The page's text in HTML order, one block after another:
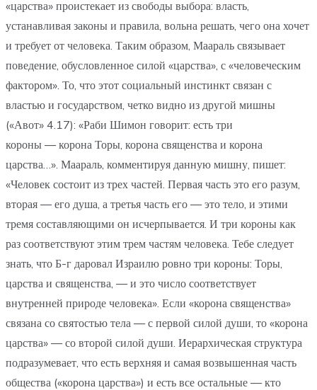
«царства» проистекает из свободы выбора: власть,
устанавливая законы и правила, вольна решать, чего она хочет
и требует от человека. Таким образом, Маараль связывает
поведение, обусловленное силой «царства», с «человеческим
фактором». То, что этот социальный инстинкт связан с
властью и государством, четко видно из другой мишны
(«Авот» 4.17): «Раби Шимон говорит: есть три
короны — корона Торы, корона священства и корона
царства…». Маараль, комментируя данную мишну, пишет:
«Человек состоит из трех частей. Первая часть это его разум,
вторая — его душа, а третья часть его — это тело, и этими
тремя составляющими он исчерпывается. И три короны как
раз соответствуют этим трем частям человека. Тебе следует
знать, что Б-г даровал Израилю ровно три короны: Торы,
царства и священства, — и это число соответствует
внутренней природе человека». Если «корона священства»
связана со святостью тела — с первой силой души, то «корона
царства» — со второй силой души. Иерархическая структура
подразумевает, что есть верхняя и самая возвышенная часть
общества («корона царства») и есть все остальные — кто